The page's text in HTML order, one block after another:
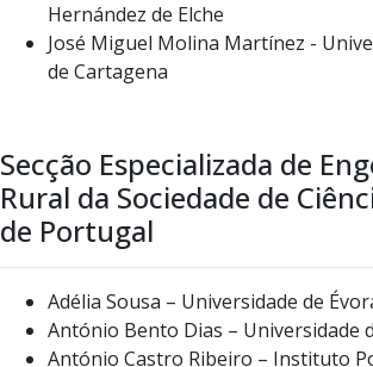
Hernández de Elche
José Miguel Molina Martínez -
de Cartagena
Secção Especializada de
Rural da Sociedade de
de Portugal
Adélia Sousa – Universidade de
António Bento Dias – Universidade
António Castro Ribeiro – Instituto